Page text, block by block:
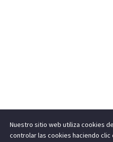
Nuestro sitio web utiliza cookies
controlar las cookies haciendo clic